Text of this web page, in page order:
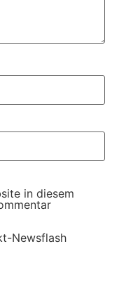
in diesem
Newsflash